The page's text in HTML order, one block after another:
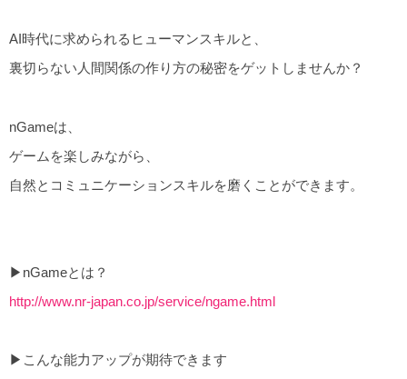
AI時代に求められるヒューマンスキルと、
裏切らない人間関係の作り方の秘密をゲットしませんか？
nGameは、
ゲームを楽しみながら、
自然とコミュニケーションスキルを磨くことができます。
▶︎nGameとは？
http://www.nr-japan.co.jp/service/ngame.html
▶︎こんな能力アップが期待できます